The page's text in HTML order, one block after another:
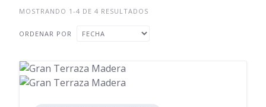
MOSTRANDO 1-4 DE 4 RESULTADOS
ORDENAR POR